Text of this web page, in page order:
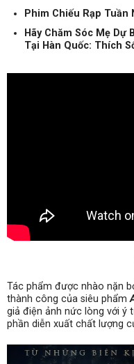
Phim Chiếu Rạp Tuần
Hãy Chăm Sóc Mẹ Dự
Tại Hàn Quốc: Thích
Tác phẩm được nhào nặn
thành công của siêu phẩm
giả điện ảnh nức lòng với ý
phần diễn xuất chất lượng